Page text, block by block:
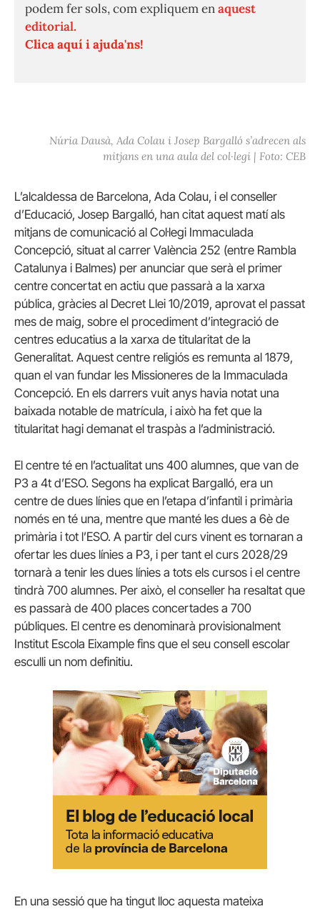
podem fer sols, com expliquem enaquest
editorial.
Clica aquí i ajuda'ns!
Núria Dausà, Ada Colau i Josep Bargalló s’adrecen als
mitjans en una aula del col·legi | Foto: CEB
L’alcaldessa de Barcelona, Ada Colau, i el conseller
d’Educació, Josep Bargalló, han citat aquest matí als
mitjans de comunicació al Col·legi Immaculada
Concepció, situat al carrer València 252 (entre Rambla
Catalunya i Balmes) per anunciar que serà el primer
centre concertat en actiu que passarà a la xarxa
pública, gràcies al Decret Llei 10/2019, aprovat el passat
mes de maig, sobre el procediment d’integració de
centres educatius a la xarxa de titularitat de la
Generalitat. Aquest centre religiós es remunta al 1879,
quan el van fundar les Missioneres de la Immaculada
Concepció. En els darrers vuit anys havia notat una
baixada notable de matrícula, i això ha fet que la
titularitat hagi demanat el traspàs a l’administració.
El centre té en l’actualitat uns 400 alumnes, que van de
P3 a 4t d’ESO. Segons ha explicat Bargalló, era un
centre de dues línies que en l’etapa d’infantil i primària
només en té una, mentre que manté les dues a 6è de
primària i tot l’ESO. A partir del curs vinent es tornaran a
ofertar les dues línies a P3, i per tant el curs 2028/29
tornarà a tenir les dues línies a tots els cursos i el centre
tindrà 700 alumnes. Per això, el conseller ha resaltat que
es passarà de 400 places concertades a 700
públiques. El centre es denominarà provisionalment
Institut Escola Eixample fins que el seu consell escolar
esculli un nom definitiu.
En una sessió que ha tingut lloc aquesta mateixa